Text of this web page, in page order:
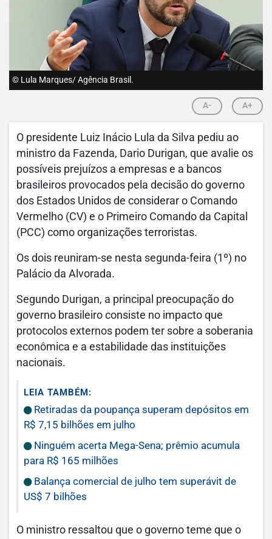
© Lula Marques/ Agência Brasil.
A- A+
O presidente Luiz Inácio Lula da Silva pediu ao
ministro da Fazenda, Dario Durigan, que avalie os
possíveis prejuízos a empresas e a bancos
brasileiros provocados pela decisão do governo
dos Estados Unidos de considerar o Comando
Vermelho (CV) e o Primeiro Comando da Capital
(PCC) como organizações terroristas.
Os dois reuniram-se nesta segunda-feira (1º) no
Palácio da Alvorada.
Segundo Durigan, a principal preocupação do
governo brasileiro consiste no impacto que
protocolos externos podem ter sobre a soberania
econômica e a estabilidade das instituições
nacionais.
LEIA TAMBÉM:
Retiradas da poupança superam depósitos em
R$ 7,15 bilhões em julho
Ninguém acerta Mega-Sena; prêmio acumula
para R$ 165 milhões
Balança comercial de julho tem superávit de
US$ 7 bilhões
O ministro ressaltou que o governo teme que o